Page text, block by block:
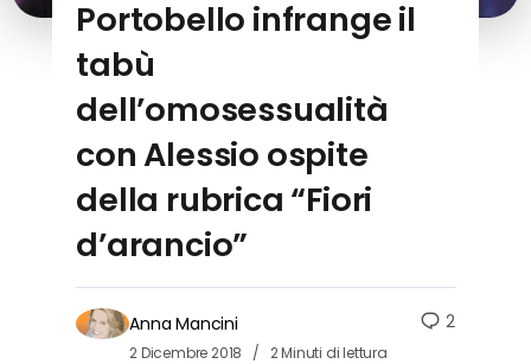
Portobello infrange il
tabù
dell’omosessualità
con Alessio ospite
della rubrica “Fiori
d’arancio”
Anna Mancini
2 Dicembre 2018 2 Minuti di lettura
2